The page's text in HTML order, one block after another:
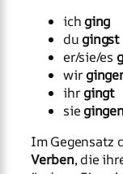
ichging
dugingst
er/sie/es
wir
ihrgingt
sie
Im Gegensatz
Verben, die